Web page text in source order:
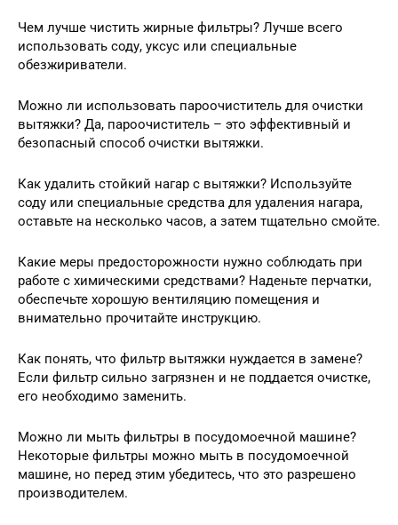
Чем лучше чистить жирные фильтры? Лучше всего
использовать соду, уксус или специальные
обезжириватели.
Можно ли использовать пароочиститель для очистки
вытяжки? Да, пароочиститель – это эффективный и
безопасный способ очистки вытяжки.
Как удалить стойкий нагар с вытяжки? Используйте
соду или специальные средства для удаления нагара,
оставьте на несколько часов, а затем тщательно смойте.
Какие меры предосторожности нужно соблюдать при
работе с химическими средствами? Наденьте перчатки,
обеспечьте хорошую вентиляцию помещения и
внимательно прочитайте инструкцию.
Как понять, что фильтр вытяжки нуждается в замене?
Если фильтр сильно загрязнен и не поддается очистке,
его необходимо заменить.
Можно ли мыть фильтры в посудомоечной машине?
Некоторые фильтры можно мыть в посудомоечной
машине, но перед этим убедитесь, что это разрешено
производителем.